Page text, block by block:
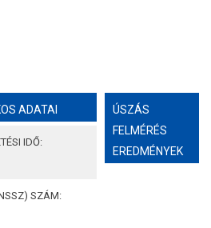
ADATAI
IDŐ:
SZÁM:
ÚSZÁS
FELMÉRÉS
EREDMÉNYEK